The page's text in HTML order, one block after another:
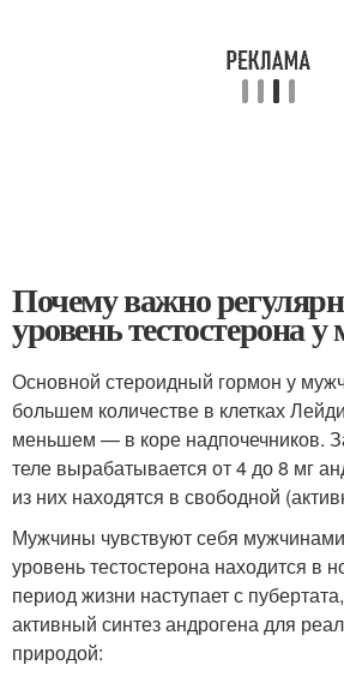
Почему важно
уровень тестостерона
Основной стероидный гормон у
большем количестве в клетках
меньшем — в коре надпочечников.
теле вырабатывается от 4 до 8 мг
из них находятся в свободной
Мужчины чувствуют себя
уровень тестостерона находится в
период жизни наступает с
активный синтез андрогена для
природой: